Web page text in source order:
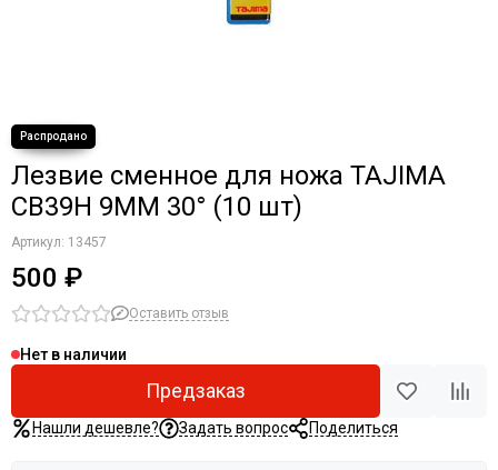
Лезвие сменное для ножа TAJIMA
CB39H 9ММ 30° (10 шт)
Артикул: 13457
500 ₽
Оставить отзыв
Нет в наличии
Предзаказ
Нашли дешевле? Задать вопрос Поделиться